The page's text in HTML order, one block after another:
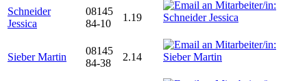
Schneider
Jessica
08145
84-10
1.19
Sieber Martin
08145
84-38
2.14